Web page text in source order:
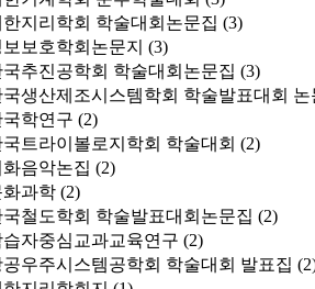
한지리학회 학술대회논문집 (3)
보보호학회논문지 (3)
국추진공학회 학술대회논문집 (3)
국생산제조시스템학회 학술발표대회 논
국학연구 (2)
국트라이볼로지학회 학술대회 (2)
화음악논집 (2)
화과학 (2)
국철도학회 학술발표대회논문집 (2)
습자중심교과교육연구 (2)
공우주시스템공학회 학술대회 발표집